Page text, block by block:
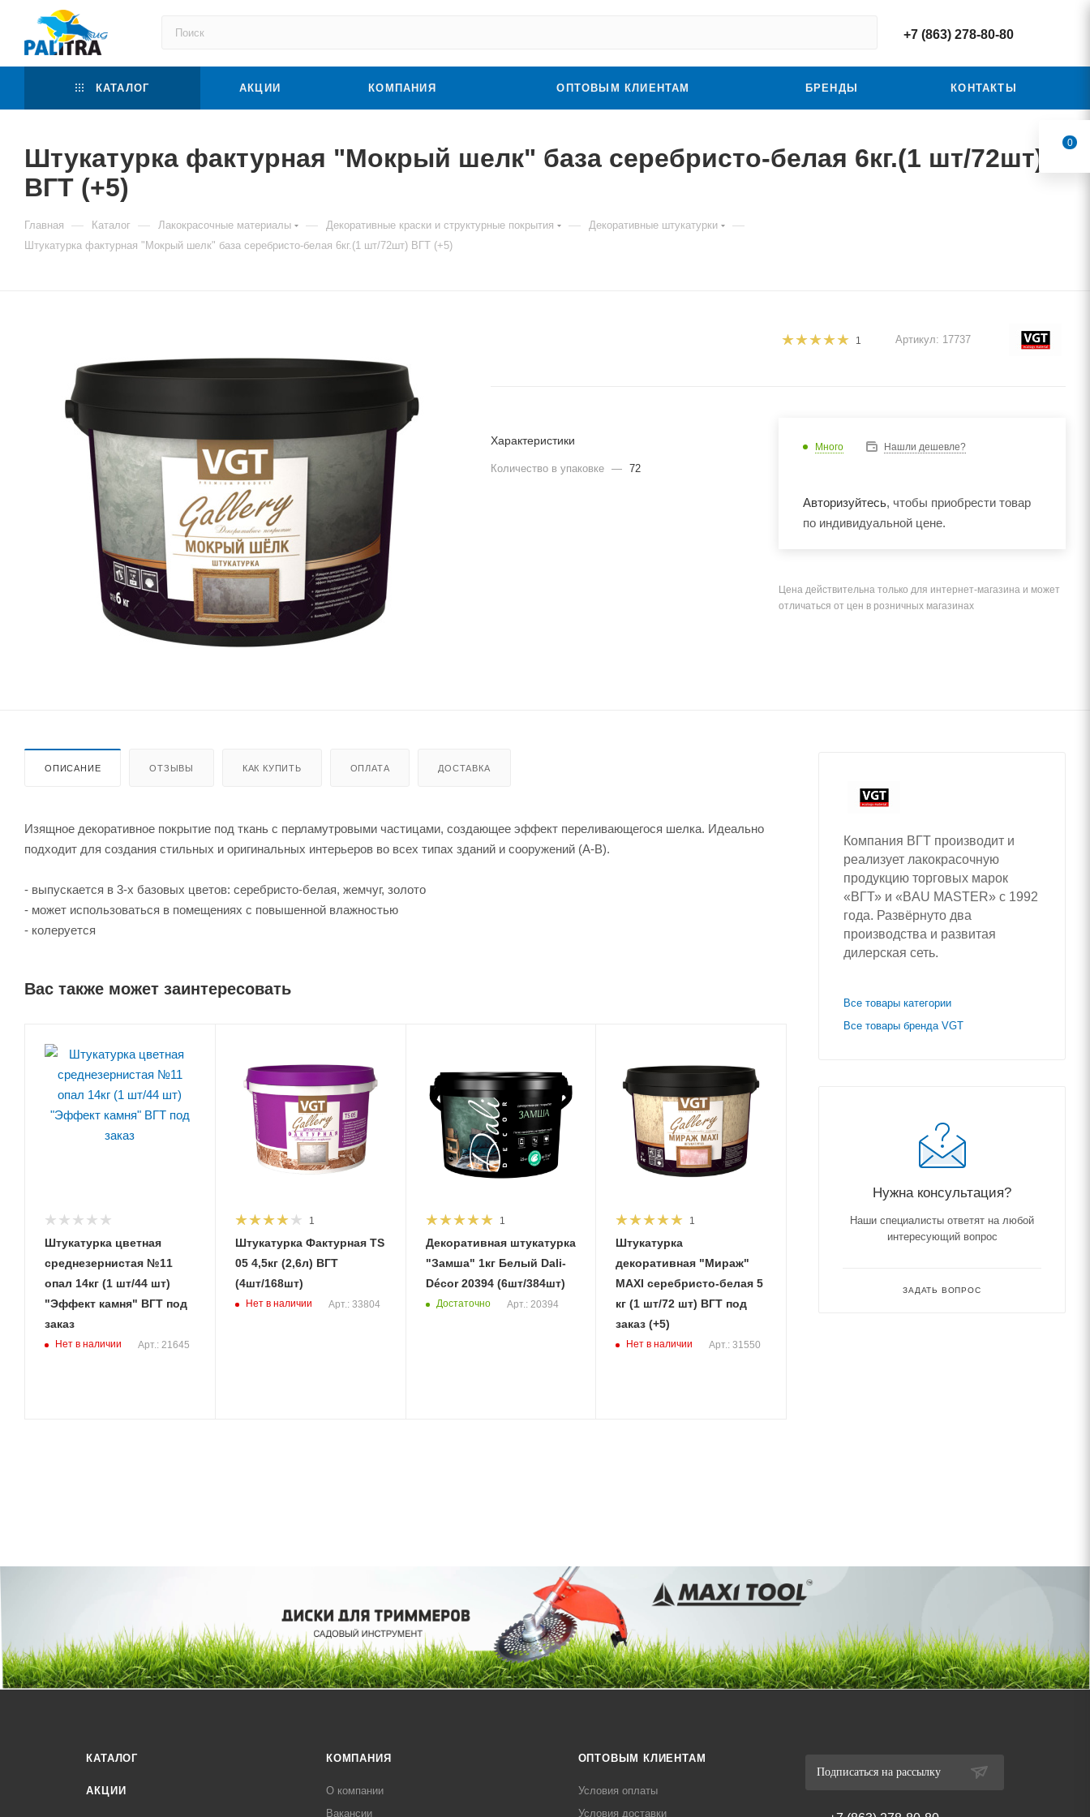
+7 (863) 278-80-80
КАТАЛОГ АКЦИИ КОМПАНИЯ ОПТОВЫМ КЛИЕНТАМ БРЕНДЫ КОНТАКТЫ
Штукатурка фактурная "Мокрый шелк" база серебристо-белая 6кг.(1 шт/72шт)
ВГТ (+5)
Главная — Каталог — Лакокрасочные материалы — Декоративные краски и структурные покрытия — Декоративные штукатурки —
Штукатурка фактурная "Мокрый шелк" база серебристо-белая 6кг.(1 шт/72шт) ВГТ (+5)
1 Артикул: 17737
Характеристики
Количество в упаковке — 72
Много Нашли дешевле?
Авторизуйтесь, чтобы приобрести товар
по индивидуальной цене.
Цена действительна только для интернет-магазина и может
отличаться от цен в розничных магазинах
ОПИСАНИЕ ОТЗЫВЫ КАК КУПИТЬ ОПЛАТА ДОСТАВКА
Изящное декоративное покрытие под ткань с перламутровыми частицами, создающее эффект переливающегося шелка. Идеально
подходит для создания стильных и оригинальных интерьеров во всех типах зданий и сооружений (А-В).
- выпускается в 3-х базовых цветов: серебристо-белая, жемчуг, золото
- может использоваться в помещениях с повышенной влажностью
- колеруется
Вас также может заинтересовать
Штукатурка цветная
среднезернистая №11
опал 14кг (1 шт/44 шт)
"Эффект камня" ВГТ под
заказ
Нет в наличии Арт.: 21645
1
Штукатурка Фактурная TS
05 4,5кг (2,6л) ВГТ
(4шт/168шт)
Нет в наличии Арт.: 33804
1
Декоративная штукатурка
"Замша" 1кг Белый Dali-
Décor 20394 (6шт/384шт)
Достаточно Арт.: 20394
1
Штукатурка
декоративная "Мираж"
MAXI серебристо-белая 5
кг (1 шт/72 шт) ВГТ под
заказ (+5)
Нет в наличии Арт.: 31550
Компания ВГТ производит и
реализует лакокрасочную
продукцию торговых марок
«ВГТ» и «BAU MASTER» с 1992
года. Развёрнуто два
производства и развитая
дилерская сеть.
Все товары категории
Все товары бренда VGT
Нужна консультация?
Наши специалисты ответят на любой
интересующий вопрос
ЗАДАТЬ ВОПРОС
КАТАЛОГ
АКЦИИ
КОМПАНИЯ
О компании
Вакансии
ОПТОВЫМ КЛИЕНТАМ
Условия оплаты
Условия доставки
Подписаться на рассылку
0